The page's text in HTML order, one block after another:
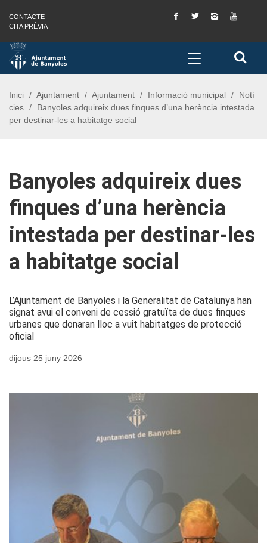
Saltar al contingut
Saltar a la navegació
Informació de contacte
CONTACTE
CITA PRÈVIA
Facebook
Twitter Instagram
Toggle
navigation
Inici Ajuntament Ajuntament Informació municipal
Notí
cies
Banyoles adquireix dues finques d’una herència intestada
per destinar-les a habitatge social
Banyoles adquireix dues
finques d’una herència
intestada per destinar-les
a habitatge social
L’Ajuntament de Banyoles i la Generalitat de Catalunya han
signat avui el conveni de cessió gratuïta de dues finques
urbanes que donaran lloc a vuit habitatges de protecció
oficial
dijous 25 juny 2026